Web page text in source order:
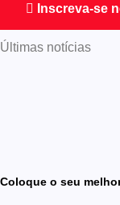
Inscreva-se
Últimas notícias
Coloque o seu